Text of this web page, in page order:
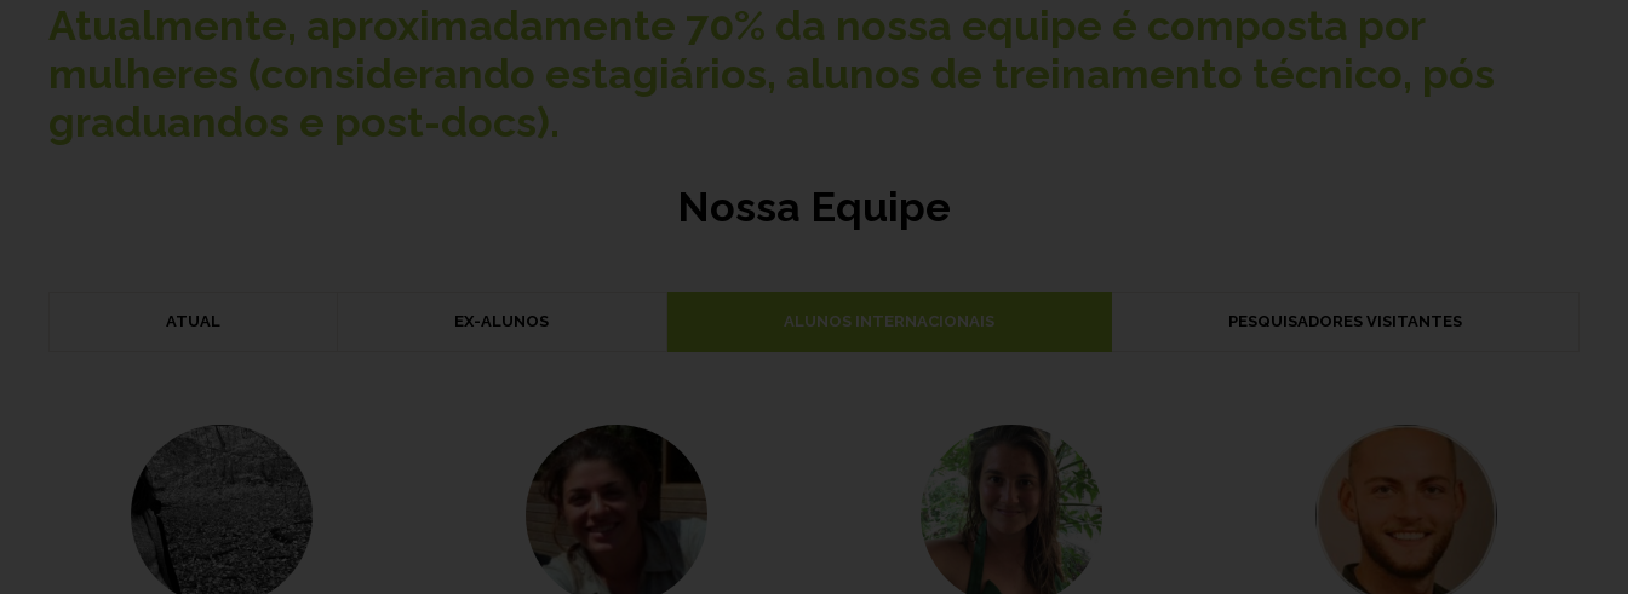
Atualmente, aproximadamente 70% da nossa equipe é composta por
mulheres (considerando estagiários, alunos de treinamento técnico, pós
graduandos e post-docs).
Nossa Equipe
ATUAL EX-ALUNOS ALUNOS INTERNACIONAIS PESQUISADORES VISITANTES